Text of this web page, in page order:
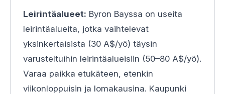
Leirintäalueet: Byron Bayssa on useita
leirintäalueita, jotka vaihtelevat
yksinkertaisista (30 A$/yö) täysin
varusteltuihin leirintäalueisiin (50–80 A$/yö).
Varaa paikka etukäteen, etenkin
viikonloppuisin ja lomakausina. Kaupunki